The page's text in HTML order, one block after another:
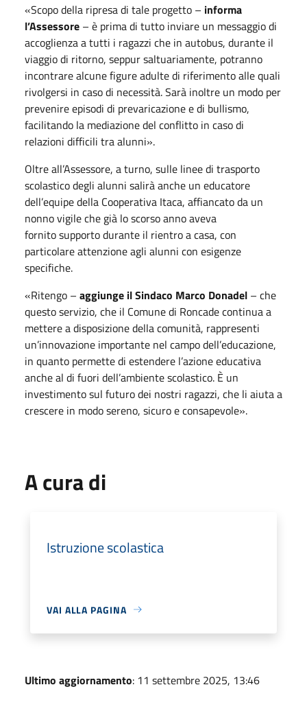
«Scopo della ripresa di tale progetto – informa
l’Assessore – è prima di tutto inviare un messaggio di
accoglienza a tutti i ragazzi che in autobus, durante il
viaggio di ritorno, seppur saltuariamente, potranno
incontrare alcune figure adulte di riferimento alle quali
rivolgersi in caso di necessità. Sarà inoltre un modo per
prevenire episodi di prevaricazione e di bullismo,
facilitando la mediazione del conflitto in caso di
relazioni difficili tra alunni».
Oltre all’Assessore, a turno, sulle linee di trasporto
scolastico degli alunni salirà anche un educatore
dell’equipe della Cooperativa Itaca, affiancato da un
nonno vigile che già lo scorso anno aveva
fornito supporto durante il rientro a casa, con
particolare attenzione agli alunni con esigenze
specifiche.
«Ritengo – aggiunge il Sindaco Marco Donadel – che
questo servizio, che il Comune di Roncade continua a
mettere a disposizione della comunità, rappresenti
un’innovazione importante nel campo dell’educazione,
in quanto permette di estendere l’azione educativa
anche al di fuori dell’ambiente scolastico. È un
investimento sul futuro dei nostri ragazzi, che li aiuta a
crescere in modo sereno, sicuro e consapevole».
A cura di
Istruzione scolastica
VAI ALLA PAGINA
Ultimo aggiornamento: 11 settembre 2025, 13:46